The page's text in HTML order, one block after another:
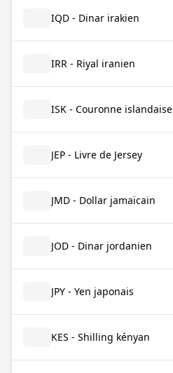
IQD - Dinar irakien
IRR - Riyal iranien
ISK - Couronne islandaise
JEP - Livre de Jersey
JMD - Dollar jamaïcain
JOD - Dinar jordanien
JPY - Yen japonais
KES - Shilling kényan